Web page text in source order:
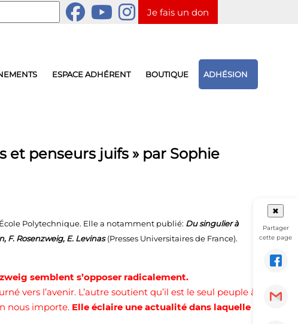
Je fais un don
ESPACE ADHÉRENT BOUTIQUE ADHÉSION
et penseurs juifs » par Sophie
Polytechnique. Elle a notamment publié: Du singulier à
F. Rosenzweig, E. Levinas (Presses Universitaires de France).
semblent s’opposer radicalement.
vers l’avenir. L’autre soutient qu’il est le seul peuple à
nous importe. Elle éclaire une actualité dans laquelle
✖
Partager
cette page